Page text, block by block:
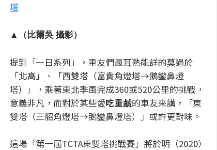
塔
▲（比爾吳 攝影）
提到「一日系列」，車友們最耳熟能詳的莫過於
「北高」、「西雙塔（富貴角燈塔→鵝鑾鼻燈
塔）」，乘著東北季風完成360或520公里的挑戰，
意義非凡，而對於某些愛吃重鹹的車友來講，「東
雙塔（三貂角燈塔→鵝鑾鼻燈塔）」或許更對味。
這場「第一屆TCTA東雙塔挑戰賽」將於明（2020）